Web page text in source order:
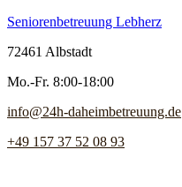
Seniorenbetreuung Lebherz
72461 Albstadt
Mo.-Fr. 8:00-18:00
info@24h-daheimbetreuung.de
+49 157 37 52 08 93